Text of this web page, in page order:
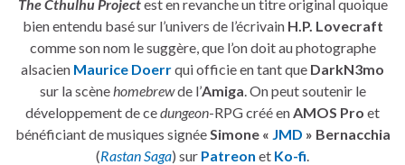
The Cthulhu Projectest en revanche un titre original quoique
bien entendu basé sur l’univers de l’écrivain H.P. Lovecraft
comme son nom le suggère, que l’on doit au photographe
alsacien Maurice Doerrqui officie en tant que DarkN3mo
sur la scène homebrewde l’Amiga . On peut soutenir le
développement de cedungeon-RPG créé en AMOS Pro et
bénéficiant de musiques signée Simone « JMD » Bernacchia
(Rastan Saga) sur Patreon et Ko-fi